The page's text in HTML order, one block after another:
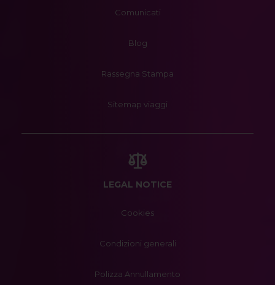
Comunicati
Blog
Rassegna Stampa
Sitemap viaggi
LEGAL NOTICE
Cookies
Condizioni generali
Polizza Annullamento